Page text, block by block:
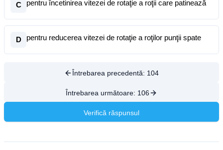
C pentru încetinirea vitezei de rotaţie a roţii care patinează
D pentru reducerea vitezei de rotaţie a roţilor punţii spate
Întrebarea precedentă: 104
Întrebarea următoare: 106
Verifică răspunsul